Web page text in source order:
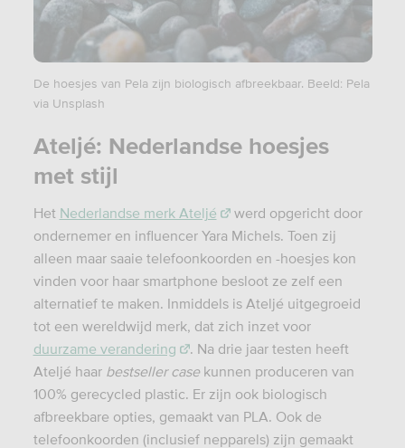
De hoesjes van Pela zijn biologisch afbreekbaar. Beeld: Pela
via Unsplash
Ateljé: Nederlandse hoesjes
met stijl
Het Nederlandse merk Ateljé
werd opgericht door
ondernemer en influencer Yara Michels. Toen zij
alleen maar saaie telefoonkoorden en -hoesjes kon
vinden voor haar smartphone besloot ze zelf een
alternatief te maken. Inmiddels is Ateljé uitgegroeid
tot een wereldwijd merk, dat zich inzet voor
duurzame verandering
. Na drie jaar testen heeft
Ateljé haar bestseller casekunnen produceren van
100% gerecycled plastic. Er zijn ook biologisch
afbreekbare opties, gemaakt van PLA. Ook de
telefoonkoorden (inclusief nepparels) zijn gemaakt